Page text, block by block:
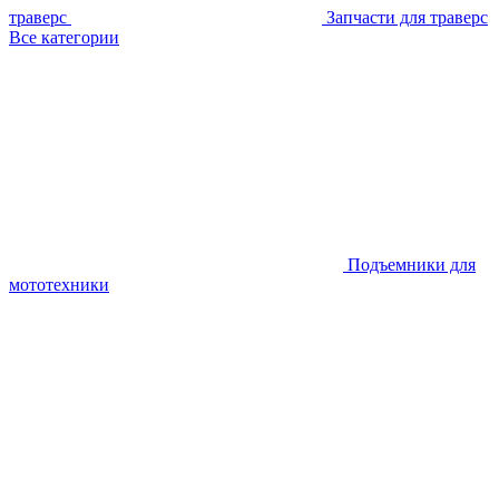
траверс
Запчасти для траверс
Все категории
Подъемники для
мототехники